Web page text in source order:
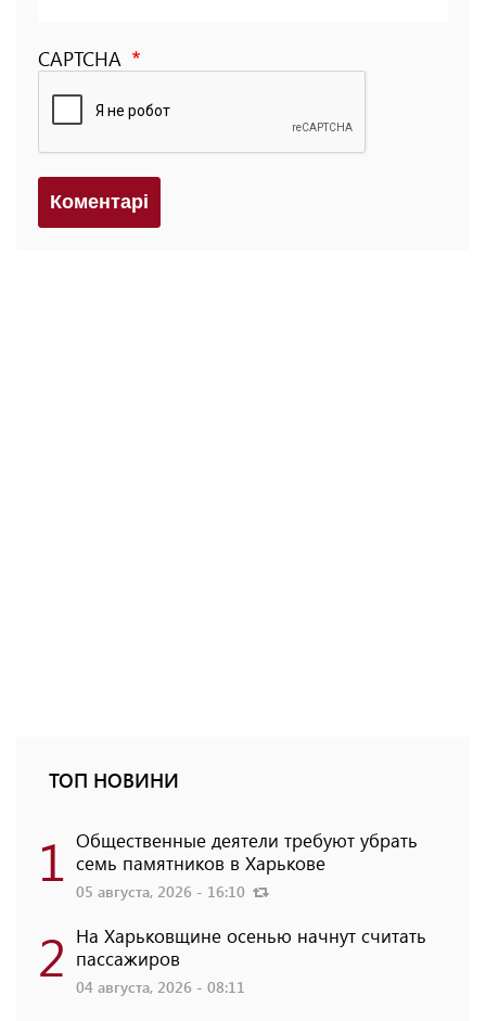
CAPTCHA
Коментарi
ТОП НОВИНИ
1 Общественные деятели требуют убрать
семь памятников в Харькове
05 августа, 2026 - 16:10
2 На Харьковщине осенью начнут считать
пассажиров
04 августа, 2026 - 08:11